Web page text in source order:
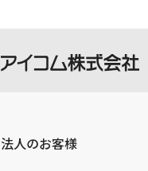
法人のお客様